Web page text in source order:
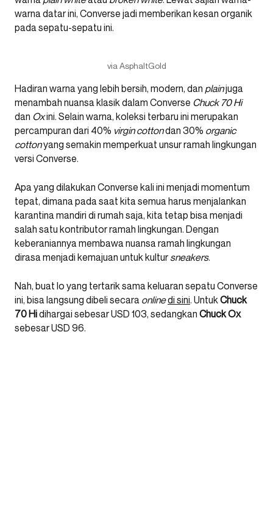
warna datar ini, Converse jadi memberikan kesan organik
pada sepatu-sepatu ini.
via AsphaltGold
Hadiran warna yang lebih bersih, modern, dan plainjuga
menambah nuansa klasik dalam Converse Chuck 70 Hi
dan Oxini. Selain warna, koleksi terbaru ini merupakan
percampuran dari 40% virgin cottondan 30% organic
cottonyang semakin memperkuat unsur ramah lingkungan
versi Converse.
Apa yang dilakukan Converse kali ini menjadi momentum
tepat, dimana pada saat kita semua harus menjalankan
karantina mandiri di rumah saja, kita tetap bisa menjadi
salah satu kontributor ramah lingkungan. Dengan
keberaniannya membawa nuansa ramah lingkungan
dirasa menjadi kemajuan untuk kultur sneakers.
Nah, buat lo yang tertarik sama keluaran sepatu Converse
ini, bisa langsung dibeli secara onlinedi sini. Untuk Chuck
70 Hidihargai sebesar USD 103, sedangkan Chuck Ox
sebesar USD 96.